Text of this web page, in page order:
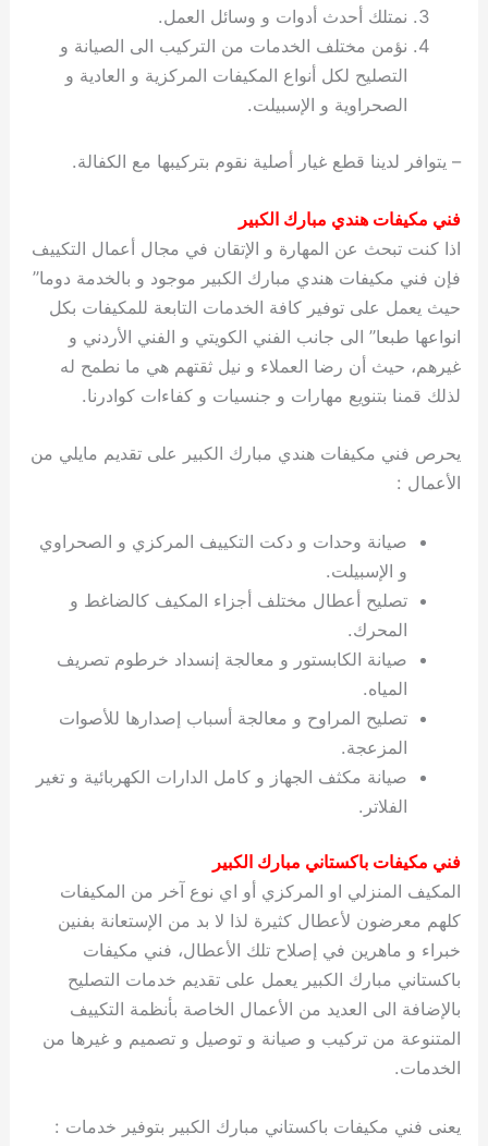
نمتلك أحدث أدوات و وسائل العمل.
نؤمن مختلف الخدمات من التركيب الى الصيانة و
التصليح لكل أنواع المكيفات المركزية و العادية و
الصحراوية و الإسبيلت.
– يتوافر لدينا قطع غيار أصلية نقوم بتركيبها مع الكفالة.
فني مكيفات هندي مبارك الكبير
اذا كنت تبحث عن المهارة و الإتقان في مجال أعمال التكييف
فإن فني مكيفات هندي مبارك الكبير موجود و بالخدمة دوما”
حيث يعمل على توفير كافة الخدمات التابعة للمكيفات بكل
انواعها طبعا” الى جانب الفني الكويتي و الفني الأردني و
غيرهم، حيث أن رضا العملاء و نيل ثقتهم هي ما نطمح له
لذلك قمنا بتنويع مهارات و جنسيات و كفاءات كوادرنا.
يحرص فني مكيفات هندي مبارك الكبير على تقديم مايلي من
الأعمال :
صيانة وحدات و دكت التكييف المركزي و الصحراوي
و الإسبيلت.
تصليح أعطال مختلف أجزاء المكيف كالضاغط و
المحرك.
صيانة الكابستور و معالجة إنسداد خرطوم تصريف
المياه.
تصليح المراوح و معالجة أسباب إصدارها للأصوات
المزعجة.
صيانة مكثف الجهاز و كامل الدارات الكهربائية و تغير
الفلاتر.
فني مكيفات باكستاني مبارك الكبير
المكيف المنزلي او المركزي أو اي نوع آخر من المكيفات
كلهم معرضون لأعطال كثيرة لذا لا بد من الإستعانة بفنين
خبراء و ماهرين في إصلاح تلك الأعطال، فني مكيفات
باكستاني مبارك الكبير يعمل على تقديم خدمات التصليح
بالإضافة الى العديد من الأعمال الخاصة بأنظمة التكييف
المتنوعة من تركيب و صيانة و توصيل و تصميم و غيرها من
الخدمات.
يعنى فني مكيفات باكستاني مبارك الكبير بتوفير خدمات :